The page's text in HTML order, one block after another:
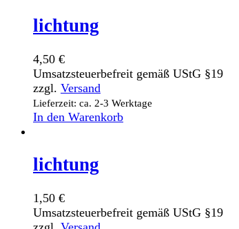
lichtung
4,50 €
Umsatzsteuerbefreit gemäß UStG §19
zzgl. Versand
Lieferzeit: ca. 2-3 Werktage
In den Warenkorb
lichtung
1,50 €
Umsatzsteuerbefreit gemäß UStG §19